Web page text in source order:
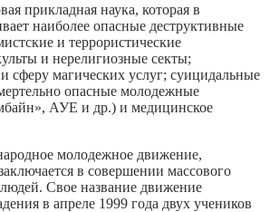
прикладная наука, которая в
наиболее опасные деструктивные
и террористические
и нерелигиозные секты;
сферу магических услуг; суицидальные
опасные молодежные
АУЕ и др.) и медицинское
молодежное движение,
в совершении массового
Свое название движение
в апреле 1999 года двух учеников